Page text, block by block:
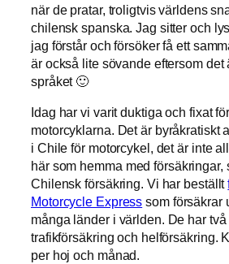
när de pratar, troligtvis världens
chilensk spanska. Jag sitter och
jag förstår och försöker få ett
är också lite sövande eftersom det
språket 🙂
Idag har vi varit duktiga och fixat
motorcyklarna. Det är byråkratiskt
i Chile för motorcykel, det är inte
här som hemma med försäkringar,
Chilensk försäkring. Vi har beställt
Motorcycle Express som försäkrar
många länder i världen. De har
trafikförsäkring och helförsäkring.
per hoj och månad.